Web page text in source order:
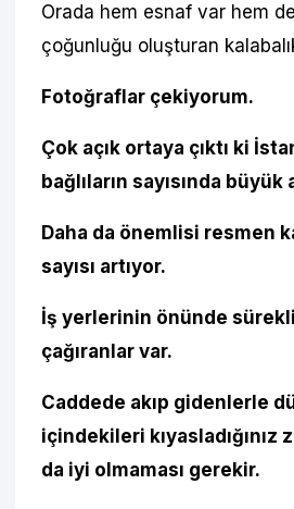
Orada hem esnaf var hem
çoğunluğu oluşturan
Fotoğraflar çekiyorum.
Çok açık ortaya çıktı ki
bağlıların sayısında büyük
Daha da önemlisi resmen
sayısı artıyor.
İş yerlerinin önünde
çağıranlar var.
Caddede akıp gidenlerle
içindekileri kıyasladığınız
da iyi olmaması gerekir.